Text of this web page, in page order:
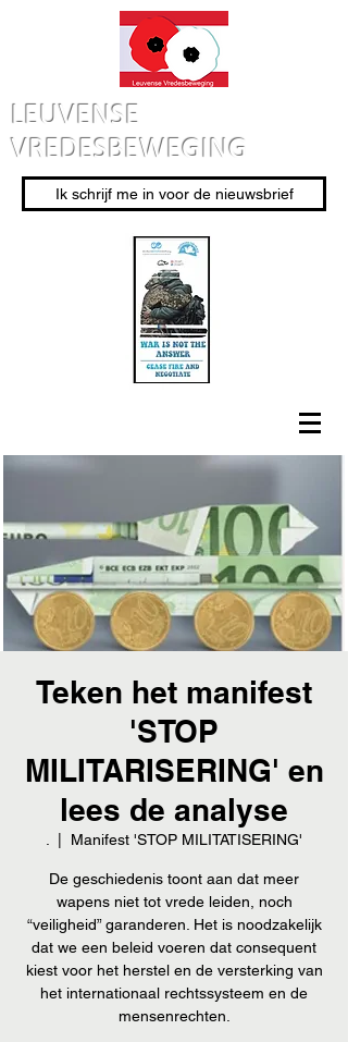
LEUVENSE
VREDESBEWEGING
Ik schrijf me in voor de nieuwsbrief
Teken het manifest
'STOP
MILITARISERING' en
lees de analyse
Manifest 'STOP MILITATISERING'
De geschiedenis toont aan dat meer
wapens niet tot vrede leiden, noch
“veiligheid” garanderen. Het is noodzakelijk
dat we een beleid voeren dat consequent
kiest voor het herstel en de versterking van
het internationaal rechtssysteem en de
mensenrechten.